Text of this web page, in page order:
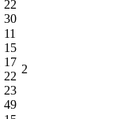
22
30
11
15
17
22
23
49
2